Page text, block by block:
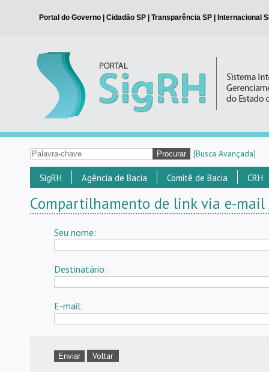
[Busca Avançada]
SigRH Agência de Bacia Comitê de Bacia CRH
Compartilhamento de link via e-mail
Seu nome:
Destinatário:
E-mail:
Voltar